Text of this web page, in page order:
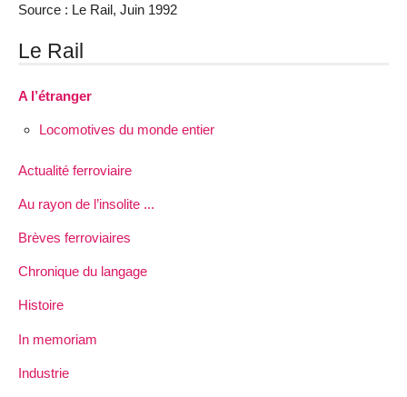
Source : Le Rail, Juin 1992
Le Rail
A l’étranger
Locomotives du monde entier
Actualité ferroviaire
Au rayon de l’insolite ...
Brèves ferroviaires
Chronique du langage
Histoire
In memoriam
Industrie